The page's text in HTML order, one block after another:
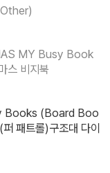
MY Busy Book
스 비지북
Books (Board Boo
패트롤)구조대 다이